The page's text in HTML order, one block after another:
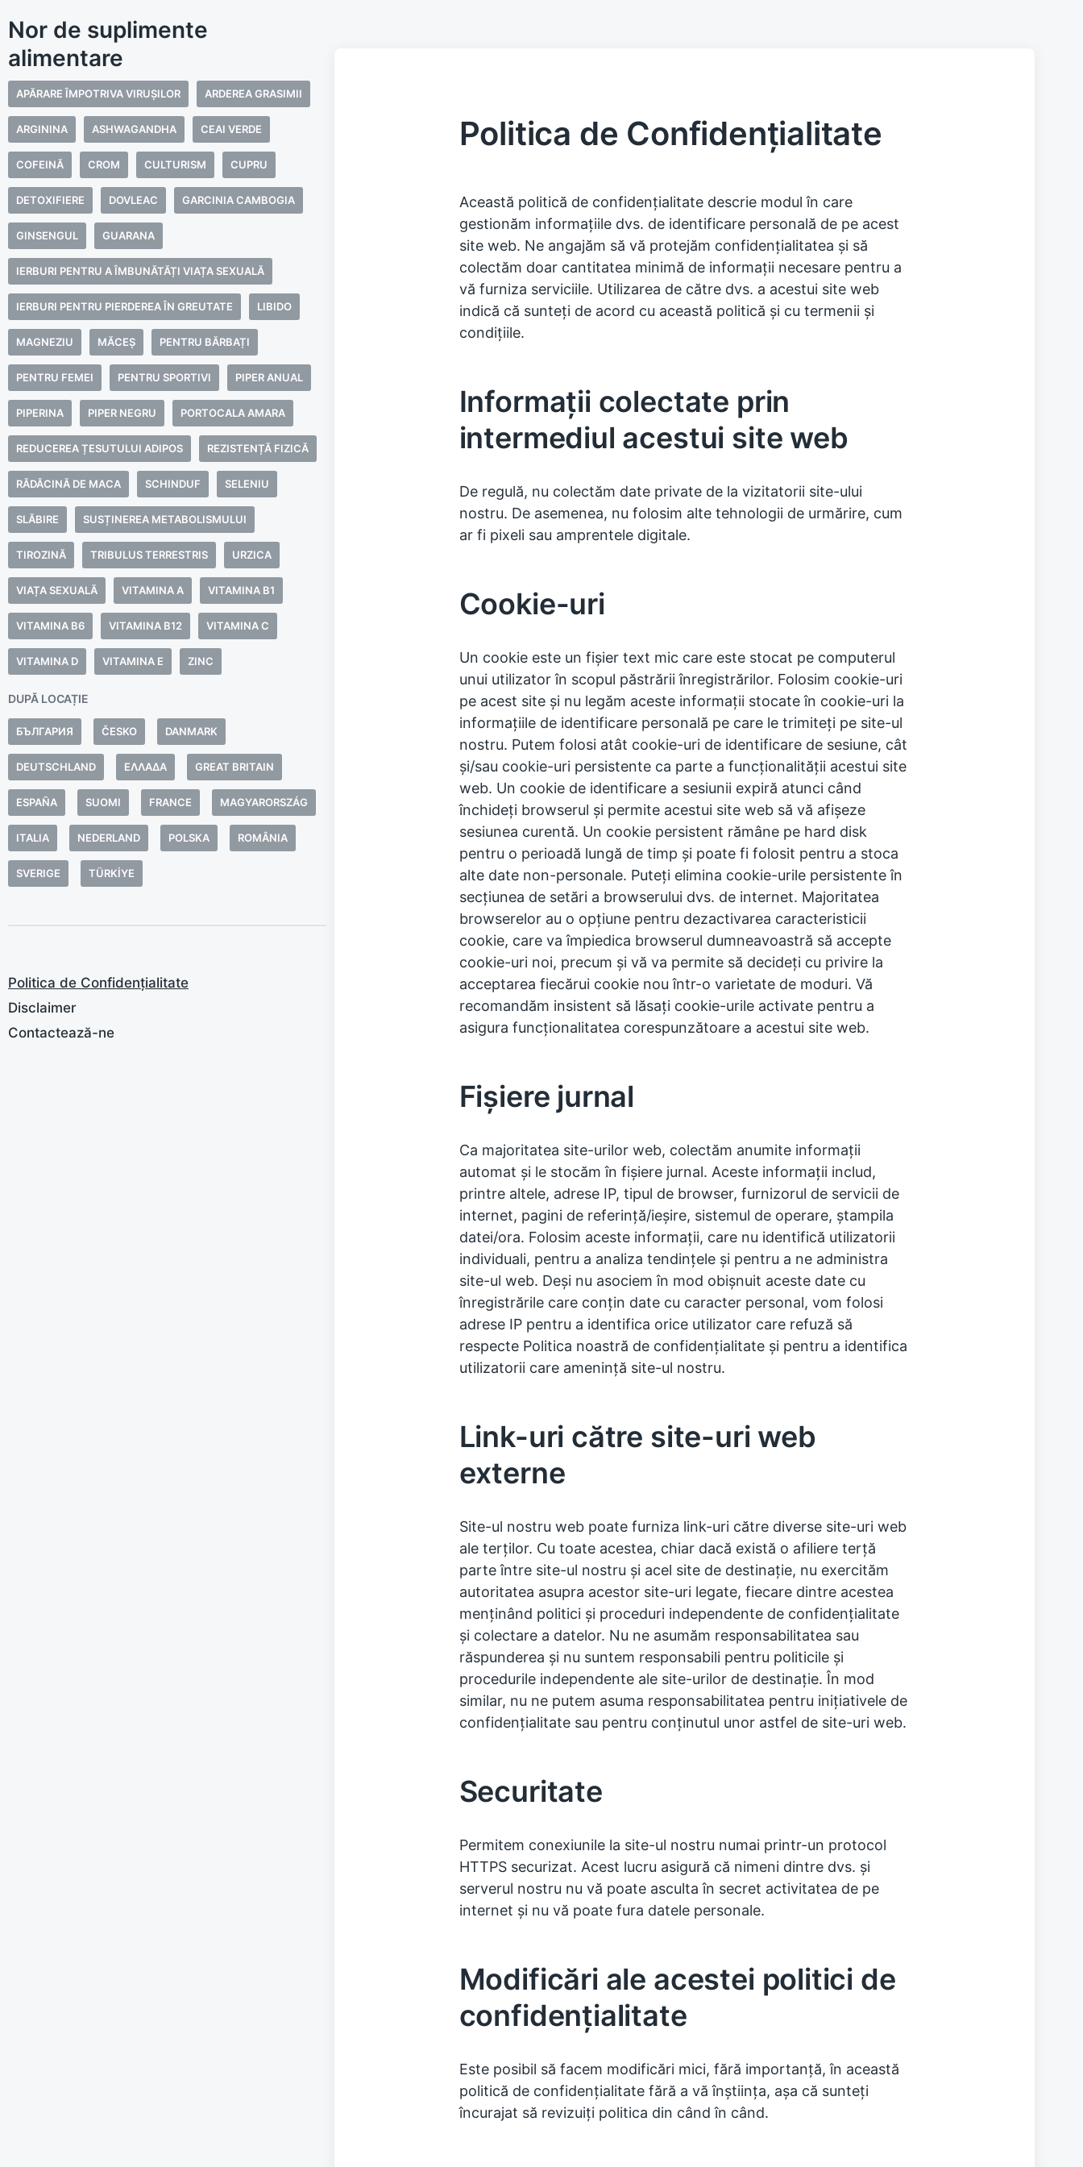
Nor de suplimente
alimentare
APĂRARE ÎMPOTRIVA VIRUȘILOR ARDEREA GRASIMII
ARGININA ASHWAGANDHA CEAI VERDE
COFEINĂ CROM CULTURISM CUPRU
DETOXIFIERE DOVLEAC GARCINIA CAMBOGIA
GINSENGUL GUARANA
IERBURI PENTRU A ÎMBUNĂTĂȚI VIAȚA SEXUALĂ
IERBURI PENTRU PIERDEREA ÎN GREUTATE LIBIDO
MAGNEZIU MĂCEȘ PENTRU BĂRBAȚI
PENTRU FEMEI PENTRU SPORTIVI PIPER ANUAL
PIPERINA PIPER NEGRU PORTOCALA AMARA
REDUCEREA ȚESUTULUI ADIPOS REZISTENȚĂ FIZICĂ
RĂDĂCINĂ DE MACA SCHINDUF SELENIU
SLĂBIRE SUSȚINEREA METABOLISMULUI
TIROZINĂ TRIBULUS TERRESTRIS URZICA
VIAȚA SEXUALĂ VITAMINA A VITAMINA B1
VITAMINA B6 VITAMINA B12 VITAMINA C
VITAMINA D VITAMINA E ZINC
DUPĂ LOCAȚIE
БЪЛГАРИЯ ČESKO DANMARK
DEUTSCHLAND ΕΛΛΆΔΑ GREAT BRITAIN
ESPAÑA SUOMI FRANCE MAGYARORSZÁG
ITALIA NEDERLAND POLSKA ROMÂNIA
SVERIGE TÜRKIYE
Politica de Confidențialitate
Disclaimer
Contactează-ne
Politica de Confidențialitate
Această politică de confidențialitate descrie modul în care
gestionăm informațiile dvs. de identificare personală de pe acest
site web. Ne angajăm să vă protejăm confidențialitatea și să
colectăm doar cantitatea minimă de informații necesare pentru a
vă furniza serviciile. Utilizarea de către dvs. a acestui site web
indică că sunteți de acord cu această politică și cu termenii și
condițiile.
Informații colectate prin
intermediul acestui site web
De regulă, nu colectăm date private de la vizitatorii site-ului
nostru. De asemenea, nu folosim alte tehnologii de urmărire, cum
ar fi pixeli sau amprentele digitale.
Cookie-uri
Un cookie este un fișier text mic care este stocat pe computerul
unui utilizator în scopul păstrării înregistrărilor. Folosim cookie-uri
pe acest site și nu legăm aceste informații stocate în cookie-uri la
informațiile de identificare personală pe care le trimiteți pe site-ul
nostru. Putem folosi atât cookie-uri de identificare de sesiune, cât
și/sau cookie-uri persistente ca parte a funcționalității acestui site
web. Un cookie de identificare a sesiunii expiră atunci când
închideți browserul și permite acestui site web să vă afișeze
sesiunea curentă. Un cookie persistent rămâne pe hard disk
pentru o perioadă lungă de timp și poate fi folosit pentru a stoca
alte date non-personale. Puteți elimina cookie-urile persistente în
secțiunea de setări a browserului dvs. de internet. Majoritatea
browserelor au o opțiune pentru dezactivarea caracteristicii
cookie, care va împiedica browserul dumneavoastră să accepte
cookie-uri noi, precum și vă va permite să decideți cu privire la
acceptarea fiecărui cookie nou într-o varietate de moduri. Vă
recomandăm insistent să lăsați cookie-urile activate pentru a
asigura funcționalitatea corespunzătoare a acestui site web.
Fișiere jurnal
Ca majoritatea site-urilor web, colectăm anumite informații
automat și le stocăm în fișiere jurnal. Aceste informații includ,
printre altele, adrese IP, tipul de browser, furnizorul de servicii de
internet, pagini de referință/ieșire, sistemul de operare, ștampila
datei/ora. Folosim aceste informații, care nu identifică utilizatorii
individuali, pentru a analiza tendințele și pentru a ne administra
site-ul web. Deși nu asociem în mod obișnuit aceste date cu
înregistrările care conțin date cu caracter personal, vom folosi
adrese IP pentru a identifica orice utilizator care refuză să
respecte Politica noastră de confidențialitate și pentru a identifica
utilizatorii care amenință site-ul nostru.
Link-uri către site-uri web
externe
Site-ul nostru web poate furniza link-uri către diverse site-uri web
ale terților. Cu toate acestea, chiar dacă există o afiliere terță
parte între site-ul nostru și acel site de destinație, nu exercităm
autoritatea asupra acestor site-uri legate, fiecare dintre acestea
menținând politici și proceduri independente de confidențialitate
și colectare a datelor. Nu ne asumăm responsabilitatea sau
răspunderea și nu suntem responsabili pentru politicile și
procedurile independente ale site-urilor de destinație. În mod
similar, nu ne putem asuma responsabilitatea pentru inițiativele de
confidențialitate sau pentru conținutul unor astfel de site-uri web.
Securitate
Permitem conexiunile la site-ul nostru numai printr-un protocol
HTTPS securizat. Acest lucru asigură că nimeni dintre dvs. și
serverul nostru nu vă poate asculta în secret activitatea de pe
internet și nu vă poate fura datele personale.
Modificări ale acestei politici de
confidențialitate
Este posibil să facem modificări mici, fără importanță, în această
politică de confidențialitate fără a vă înștiința, așa că sunteți
încurajat să revizuiți politica din când în când.